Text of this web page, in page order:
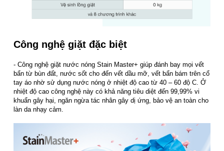
Công nghệ giặt đặc biệt
- Công nghệ giặt nước nóng Stain Master+ giúp đánh bay mọi vết
bẩn từ bùn đất, nước sốt cho đến vết dầu mỡ, vết bẩn bám trên cổ
tay áo nhờ sử dụng nước nóng ở nhiệt độ cao từ 40 – 60 độ C. Ở
nhiệt độ cao công nghệ này có khả năng tiêu diệt đến 99,99% vi
khuẩn gây hại, ngăn ngừa tác nhân gây dị ứng, bảo vệ an toàn cho
làn da nhạy cảm.